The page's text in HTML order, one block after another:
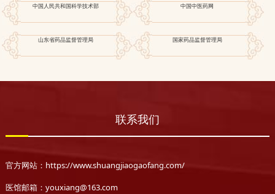
中国人民共和国科学技术部 中国中医药网
山东省药品监督管理局 国家药品监督管理局
联系我们
官方网站：https://www.shuangjiaogaofang.com/
医馆邮箱：youxiang@163.com